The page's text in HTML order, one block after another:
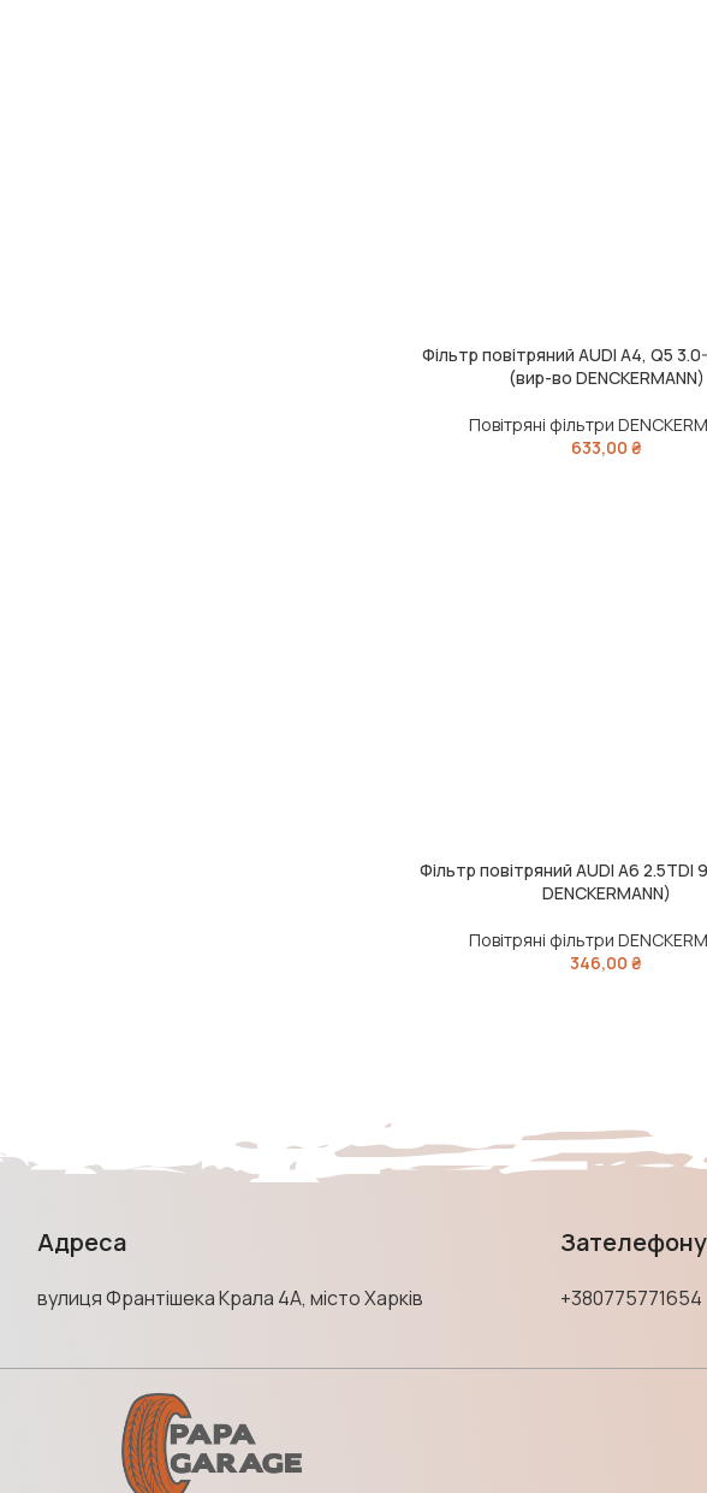
ДОДАТИ В КОШИК
Фільтр повітряний AUDI A4, Q5
(вир-во DENCKERMANN)
Повітряні фільтри
633,00 ₴
ДОДАТИ В КОШИК
Фільтр повітряний AUDI A6 2.5TDI
DENCKERMANN)
Повітряні фільтри
346,00₴
Адреса
вулиця Франтішека Крала 4А, місто Харків +380775771654